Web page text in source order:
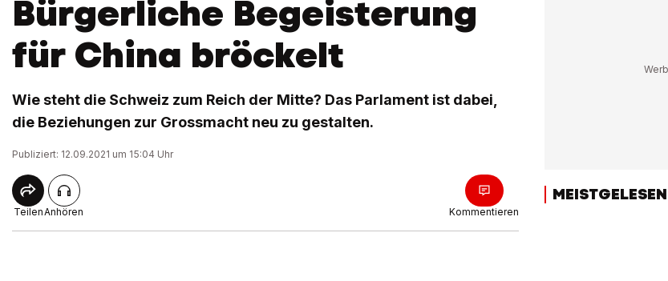
Bürgerliche Begeisterung
für China bröckelt
Wie steht die Schweiz zum Reich der Mitte? Das Parlament ist dabei,
die Beziehungen zur Grossmacht neu zu gestalten.
Publiziert: 12.09.2021 um 15:04 Uhr
TeilenAnhören Kommentieren
MEISTGELESEN